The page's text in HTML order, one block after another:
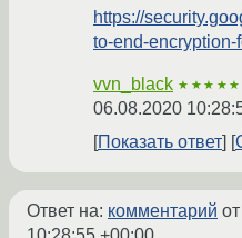
https://
to-end-encryption-
vvn_black ★★★★★
06.08.2020
Показать ответ
Ответ на: комментарий